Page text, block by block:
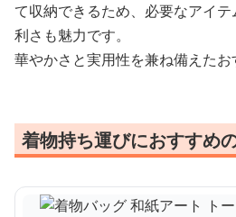
て収納できるため、必要なアイ
利さも魅力です。
華やかさと実用性を兼ね備えたお
着物持ち運びにおすすめ